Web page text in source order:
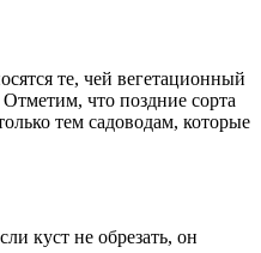
те, чей вегетационный
что поздние сорта
тем садоводам, которые
куст не обрезать, он